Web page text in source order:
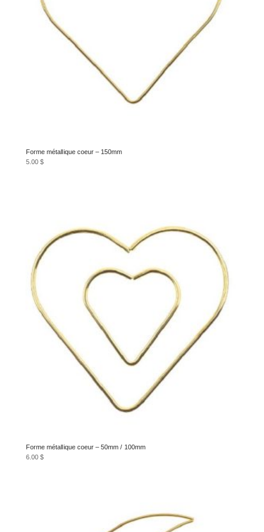
Forme métallique coeur – 150mm
5.00$
Forme métallique coeur – 50mm / 100mm
6.00$